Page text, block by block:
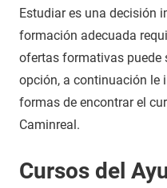
Estudiar es una decisión
formación adecuada
ofertas formativas puede
opción, a continuación le
formas de encontrar el
Caminreal.
Cursos del